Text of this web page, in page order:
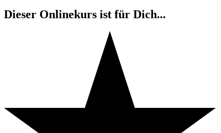
Dieser Onlinekurs ist für Dich...